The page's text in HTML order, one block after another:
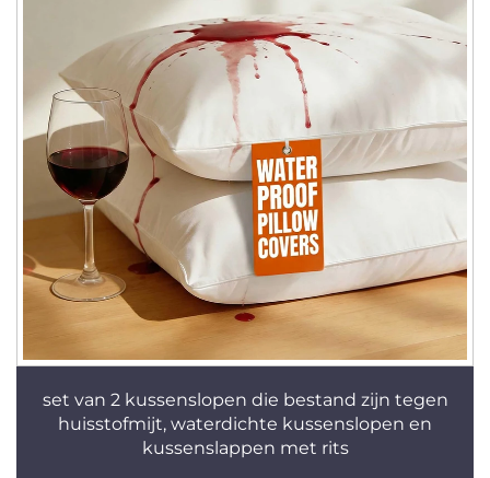
set van 2 kussenslopen die bestand zijn tegen
huisstofmijt, waterdichte kussenslopen en
kussenslappen met rits